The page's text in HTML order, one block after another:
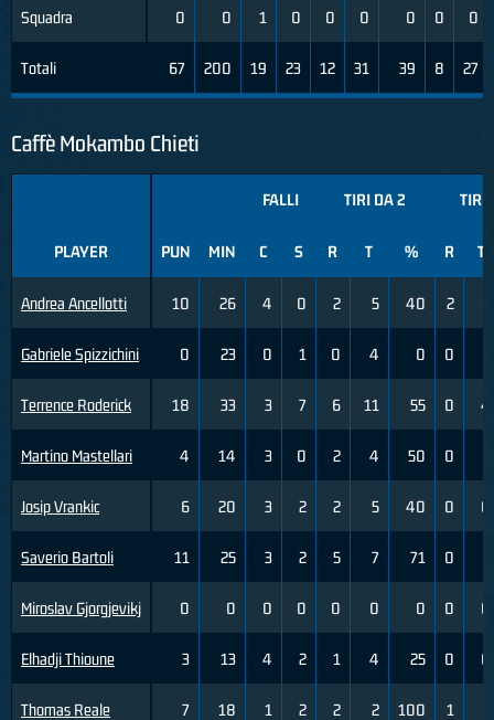
Squadra
Totali
0 0 1 0 0 0 0 0 0
67 200 19 23 12 31 39 8 27
Caffè Mokambo Chieti
PLAYER
Andrea Ancellotti
Gabriele Spizzichini
Terrence Roderick
Martino Mastellari
Josip Vrankic
Saverio Bartoli
Miroslav Gjorgjevikj
Elhadji Thioune
Thomas Reale
FALLI TIRI DA 2 TIRI
PUN MIN C S R T % R T
10 26 4 0 2 5 40 2
0 23 0 1 0 4 0 0
18 33 3 7 6 11 55 0 4
4 14 3 0 2 4 50 0
6 20 3 2 2 5 40 0 0
11 25 3 2 5 7 71 0
0 0 0 0 0 0 0 0 0
3 13 4 2 1 4 25 0 0
7 18 1 2 2 2 100 1